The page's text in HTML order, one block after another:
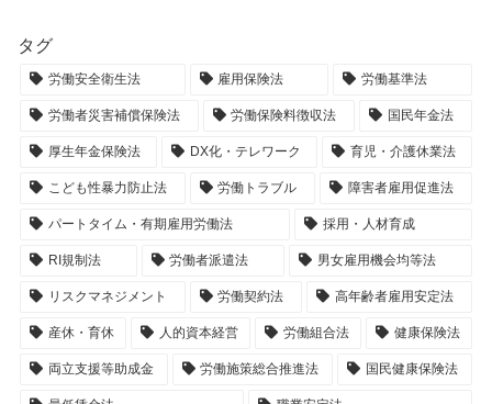
タグ
労働安全衛生法 雇用保険法 労働基準法
労働者災害補償保険法 労働保険料徴収法 国民年金法
厚生年金保険法 DX化・テレワーク 育児・介護休業法
こども性暴力防止法 労働トラブル 障害者雇用促進法
パートタイム・有期雇用労働法 採用・人材育成
RI規制法 労働者派遣法 男女雇用機会均等法
リスクマネジメント 労働契約法 高年齢者雇用安定法
産休・育休 人的資本経営 労働組合法 健康保険法
両立支援等助成金 労働施策総合推進法 国民健康保険法